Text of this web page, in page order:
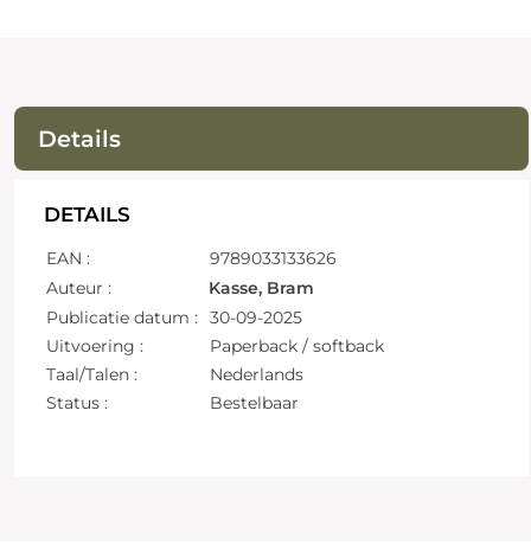
Details
DETAILS
EAN :
9789033133626
Auteur :
Kasse, Bram
Publicatie datum :
30-09-2025
Uitvoering :
Paperback / softback
Taal/Talen :
Nederlands
Status :
Bestelbaar